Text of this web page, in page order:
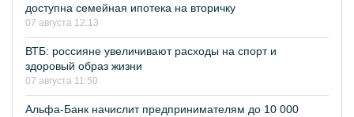
доступна семейная ипотека на вторичку
07 августа 12:13
ВТБ: россияне увеличивают расходы на спорт и
здоровый образ жизни
07 августа 11:50
Альфа-Банк начислит предпринимателям до 10 000